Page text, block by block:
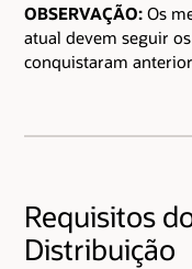
OBSERVAÇÃO: Os
atual devem seguir
conquistaram
Requisitos
Distribuição